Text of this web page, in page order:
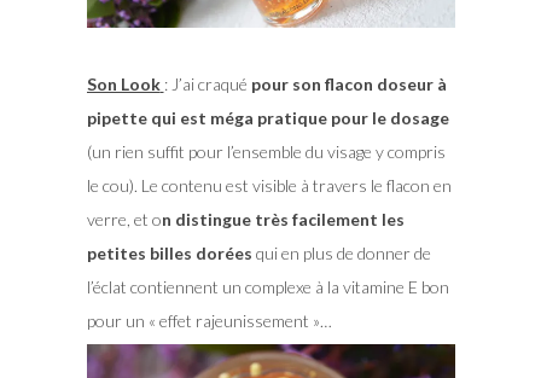
Son Look : J’ai craqué pour son flacon doseur à
pipette qui est méga pratique pour le dosage
(un rien suffit pour l’ensemble du visage y compris
le cou). Le contenu est visible à travers le flacon en
verre, et on distingue très facilement les
petites billes dorées qui en plus de donner de
l’éclat contiennent un complexe à la vitamine E bon
pour un « effet rajeunissement »…